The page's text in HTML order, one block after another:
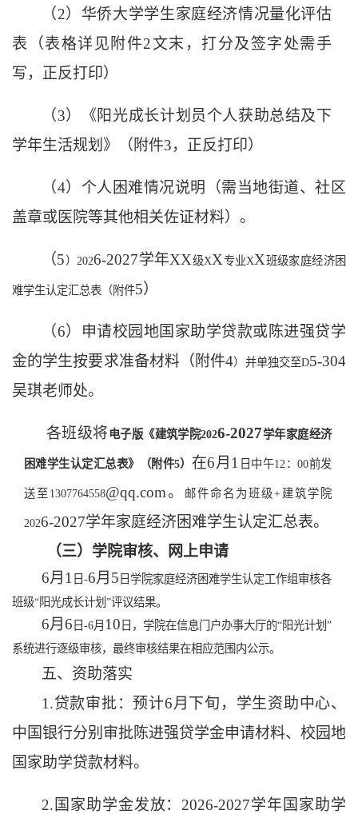
（2）华侨大学学生家庭经济情况量化评估
表（表格详见附件2文末，打分及签字处需手
写，正反打印）
（3）《阳光成长计划员个人获助总结及下
学年生活规划》（附件3，正反打印）
（4）个人困难情况说明（需当地街道、社区
盖章或医院等其他相关佐证材料）。
（5 ） 2026-2027学年XX级XX专业XX班级家庭经济困
难学生认定汇总表 （附件5）
（6）申请校园地国家助学贷款或陈进强贷学
金的学生按要求准备材料（附件4）并单独交至D5-304
吴琪老师处。
各班级将电子版《建筑学院2026-2027学年家庭经济
困难学生认定汇总表》（附件5） 在6月 1 日中午12：00前发
送至1307764558@qq.com。 邮件命名为班级+建筑学院
2026-2027学年家庭经济困难学生认定汇总表。
（三）学院审核、网上申请
6月 1 日-6月 5 日学院家庭经济困难学生认定工作组审核各
班级“阳光成长计划”评议结果。
6月 6 日-6月 10 日，学院在信息门户办事大厅的“阳光计划”
系统进行逐级审核，最终审核结果在相应范围内公示。
五、资助落实
1.贷款审批：预计6月下旬，学生资助中心、
中国银行分别审批陈进强贷学金申请材料、校园地
国家助学贷款材料。
2.国家助学金发放：2026-2027学年国家助学